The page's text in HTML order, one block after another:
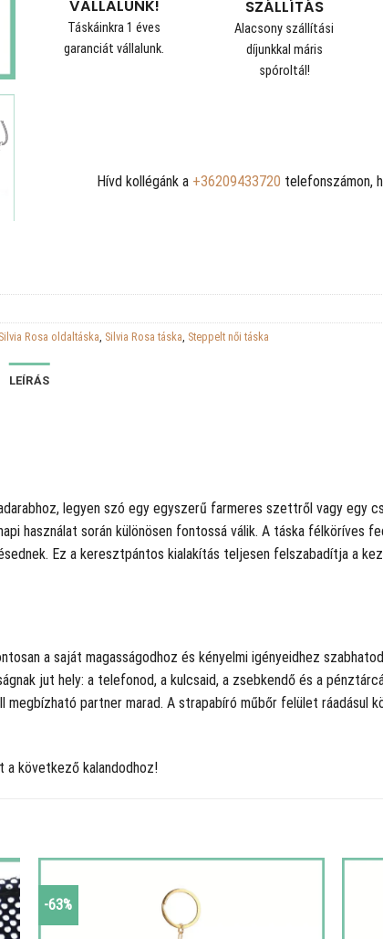
VÁLLALUNK!
Táskáinkra 1 éves
garanciát vállalunk.
SZÁLLÍTÁS
Alacsony szállítási
díjunkkal máris
spóroltál!
Hívd kollégánk a +36209433720 telefonszámon,
Silvia Rosa oldaltáska Silvia Rosa táska Steppelt női táska
LEÍRÁS
legyen szó egy egyszerű farmeres szettről vagy egy
használat során különösen fontossá válik. A táska félköríves
Ez a keresztpántos kialakítás teljesen felszabadítja a
a saját magasságodhoz és kényelmi igényeidhez
jut hely: a telefonod, a kulcsaid, a zsebkendő és a
partner marad. A strapabíró műbőr felület ráadásul
a következő kalandodhoz!
-63%